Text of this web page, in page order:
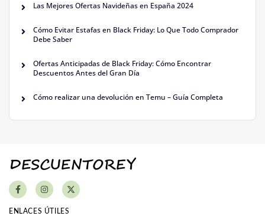
Las Mejores Ofertas Navideñas en España 2024
Cómo Evitar Estafas en Black Friday: Lo Que Todo Comprador
Debe Saber
Ofertas Anticipadas de Black Friday: Cómo Encontrar
Descuentos Antes del Gran Día
Cómo realizar una devolución en Temu – Guía Completa
ENLACES ÚTILES